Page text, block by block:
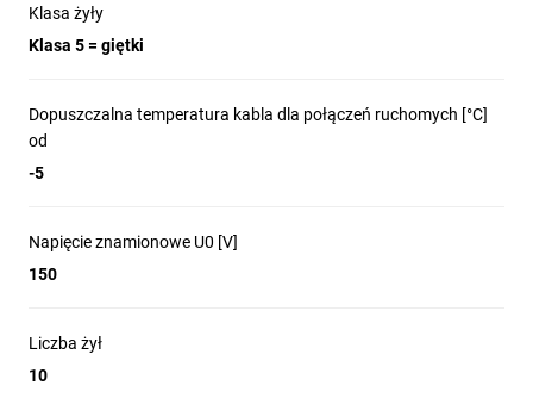
Klasa żyły
Klasa 5 = giętki
Dopuszczalna temperatura kabla dla połączeń ruchomych [°C]
od
-5
Napięcie znamionowe U0 [V]
150
Liczba żył
10